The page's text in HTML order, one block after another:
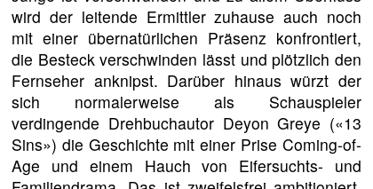
wird der leitende Ermittler zuhause auch noch
mit einer übernatürlichen Präsenz konfrontiert,
die Besteck verschwinden lässt und plötzlich den
Fernseher anknipst. Darüber hinaus würzt der
sich normalerweise als Schauspieler
verdingende Drehbuchautor Deyon Greye («13
Sins») die Geschichte mit einer Prise Coming-of-
Age und einem Hauch von Eifersuchts- und